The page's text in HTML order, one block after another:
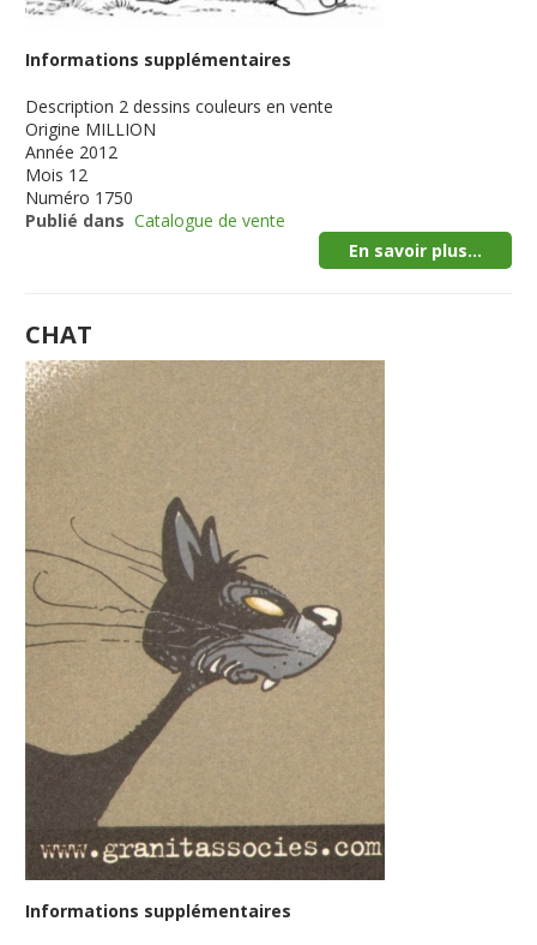
Informations supplémentaires
Description 2 dessins couleurs en vente
Origine MILLION
Année 2012
Mois 12
Numéro 1750
Publié dans Catalogue de vente
En savoir plus...
CHAT
Informations supplémentaires